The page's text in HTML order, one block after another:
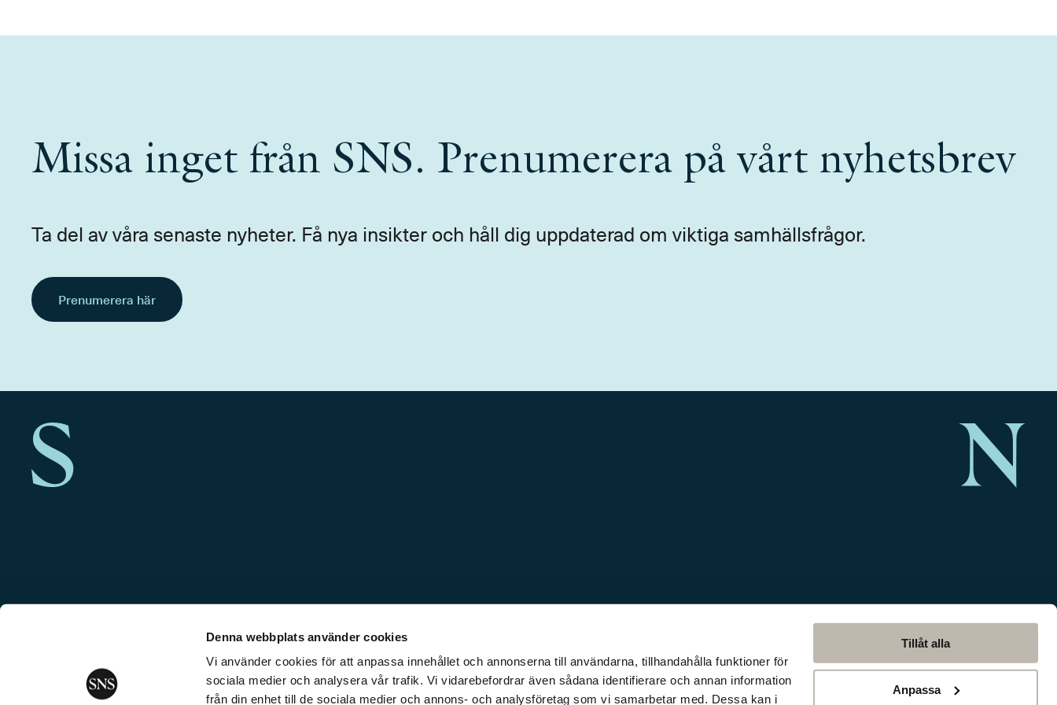
Denna webbplats använder cookies
Vi använder cookies för att anpassa innehållet och annonserna till användarna, tillhandahålla funktioner för
sociala medier och analysera vår trafik. Vi vidarebefordrar även sådana identifierare och annan information
från din enhet till de sociala medier och annons- och analysföretag som vi samarbetar med. Dessa kan i
Tillåt alla
Anpassa
Missa inget från SNS. Prenumerera på vårt nyhetsbrev
Ta del av våra senaste nyheter. Få nya insikter och håll dig uppdaterad om viktiga samhällsfrågor.
Prenumerera här